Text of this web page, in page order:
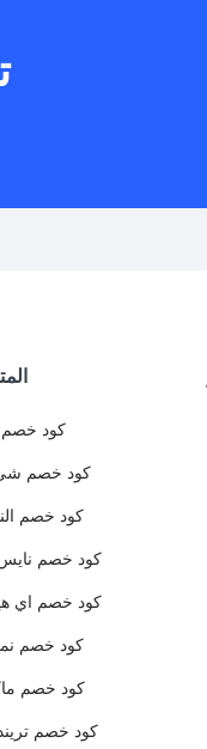
كود خصم
كود خصم
كود خصم
كود خصم
كود خصم اي
كود خصم
كود خصم
كود خصم